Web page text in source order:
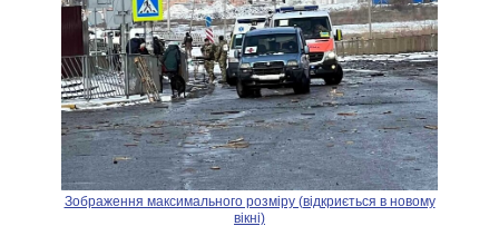
Зображення максимального розміру (відкриється в новому
вікні)